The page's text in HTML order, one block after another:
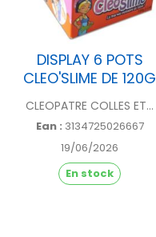
DISPLAY 6 POTS
CLEO'SLIME DE 120G
CLEOPATRE COLLES ET...
Ean : 3134725026667
19/06/2026
En stock